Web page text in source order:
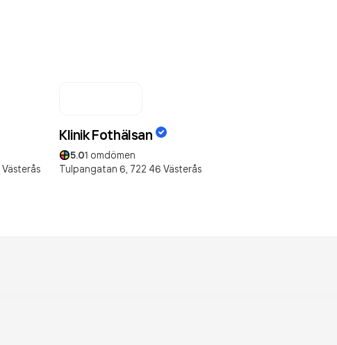
Västerås
Klinik Fothälsan
5.01 omdömen
Tulpangatan 6, 722 46 Västerås